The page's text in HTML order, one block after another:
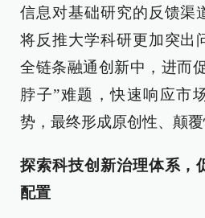
信息对基础研究的反馈渠
将反推大学科研更加突出
全链条融通创新中，进而
脖子”难题，快速响应市
势，最终形成原创性、颠覆
探索科技创新治理体系，
配置